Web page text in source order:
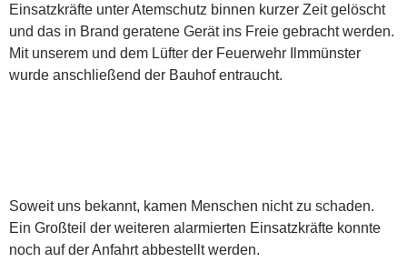
Einsatzkräfte unter Atemschutz binnen kurzer Zeit gelöscht
und das in Brand geratene Gerät ins Freie gebracht werden.
Mit unserem und dem Lüfter der Feuerwehr Ilmmünster
wurde anschließend der Bauhof entraucht.
Soweit uns bekannt, kamen Menschen nicht zu schaden.
Ein Großteil der weiteren alarmierten Einsatzkräfte konnte
noch auf der Anfahrt abbestellt werden.